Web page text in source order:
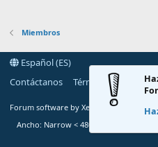
Miembros
Español (ES)
Contáctanos
Términos y reglas
Forum software by XenForo®
© 2010-
Ancho